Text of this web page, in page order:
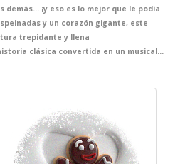
demás… ¡y eso es lo mejor que le podía
y un corazón gigante, este
trepidante y llena